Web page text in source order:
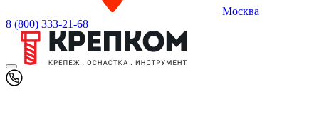
Москва
8 (800) 333-21-68